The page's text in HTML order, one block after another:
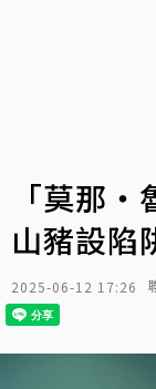
「莫那
山豬設陷
2025-06-12 17:26